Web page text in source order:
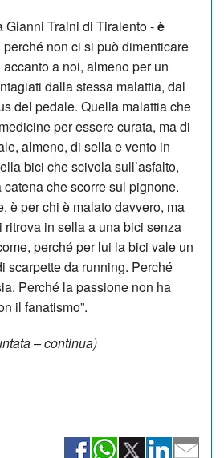
Gianni Traini di Tiralento -è
perché non ci si può dimenticare
accanto a noi, almeno per un
dalla stessa malattia, dal
del pedale. Quella malattia che
per essere curata, ma di
almeno, di sella e vento in
bici che scivola sull’asfalto,
che scorre sul pignone.
è per chi è malato davvero, ma
ritrova in sella a una bici senza
perché per lui la bici vale un
scarpette da running. Perché
Perché la passione non ha
il fanatismo”.
– continua)